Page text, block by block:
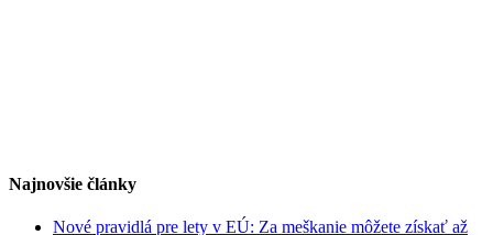
Najnovšie články
Nové pravidlá pre lety v EÚ: Za meškanie môžete získať až